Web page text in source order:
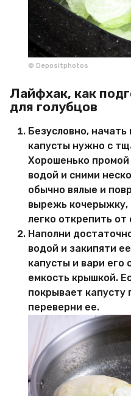
© Depositphotos
Лайфхак, как
для голубцов
Безусловно,
капусты нужно с
Хорошенько
водой и сними
обычно вялые и
вырежь кочерыжку,
легко открепить от
Наполни
водой и закипяти
капусты и вари его
емкость крышкой.
покрывает капусту
переверни ее.